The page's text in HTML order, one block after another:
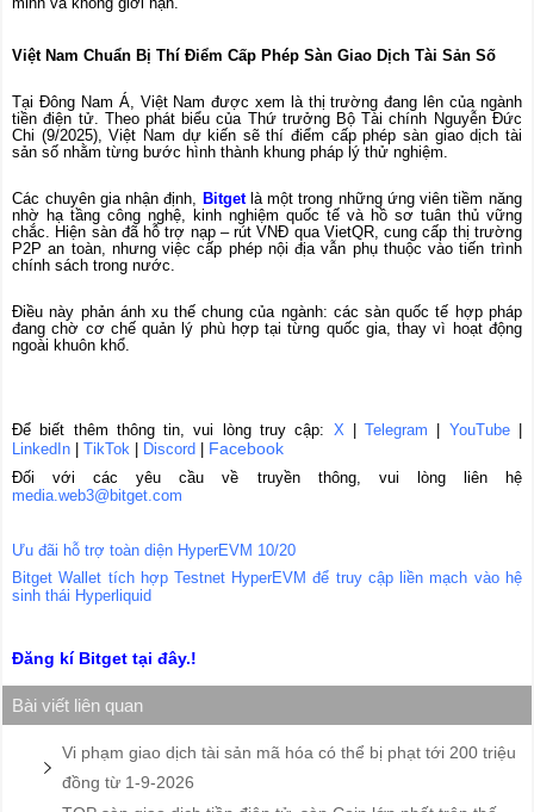
Việt Nam Chuẩn Bị Thí Điểm Cấp Phép Sàn Giao Dịch Tài Sản Số
Tại Đông Nam Á, Việt Nam được xem là thị trường đang lên của ngành
tiền điện tử. Theo phát biểu của Thứ trưởng Bộ Tài chính Nguyễn Đức
Chi (9/2025), Việt Nam dự kiến sẽ thí điểm cấp phép sàn giao dịch tài
sản số nhằm từng bước hình thành khung pháp lý thử nghiệm.
Các chuyên gia nhận định, Bitgetlà một trong những ứng viên tiềm năng
nhờ hạ tầng công nghệ, kinh nghiệm quốc tế và hồ sơ tuân thủ vững
chắc. Hiện sàn đã hỗ trợ nạp – rút VNĐ qua VietQR, cung cấp thị trường
P2P an toàn, nhưng việc cấp phép nội địa vẫn phụ thuộc vào tiến trình
chính sách trong nước.
Điều này phản ánh xu thế chung của ngành: các sàn quốc tế hợp pháp
đang chờ cơ chế quản lý phù hợp tại từng quốc gia, thay vì hoạt động
ngoài khuôn khổ.
Để biết thêm thông tin, vui lòng truy cập: X| Telegram YouTube|
LinkedIn
TikTok Discord Facebook
Đối với các yêu cầu về truyền thông, vui lòng liên hệ
media.web3@bitget.com
Ưu đãi hỗ trợ toàn diện HyperEVM 10/20
Bitget Wallet tích hợp Testnet HyperEVM để truy cập liền mạch vào hệ
sinh thái Hyperliquid
Đăng kí Bitget tại đây.!
Bài viết liên quan
Vi phạm giao dịch tài sản mã hóa có thể bị phạt tới 200 triệu
đồng từ 1-9-2026